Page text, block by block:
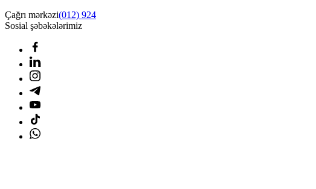
Çağrı mərkəzi(012) 924
Sosial şəbəkələrimiz